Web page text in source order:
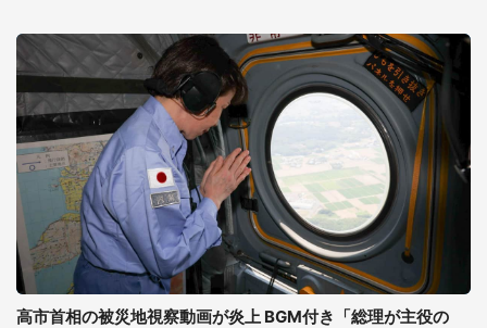
高市首相の被災地視察動画が炎上 BGM付き「総理が主役の